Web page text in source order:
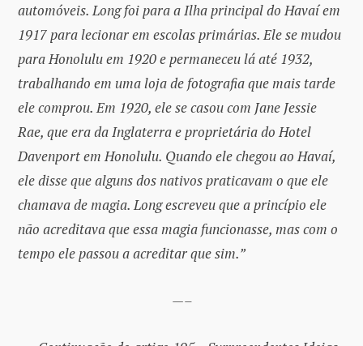
automóveis. Long foi para a Ilha principal do Havaí em
1917 para lecionar em escolas primárias. Ele se mudou
para Honolulu em 1920 e permaneceu lá até 1932,
trabalhando em uma loja de fotografia que mais tarde
ele comprou. Em 1920, ele se casou com Jane Jessie
Rae, que era da Inglaterra e proprietária do Hotel
Davenport em Honolulu. Quando ele chegou ao Havaí,
ele disse que alguns dos nativos praticavam o que ele
chamava de magia. Long escreveu que a princípio ele
não acreditava que essa magia funcionasse, mas com o
tempo ele passou a acreditar que sim.”
—–